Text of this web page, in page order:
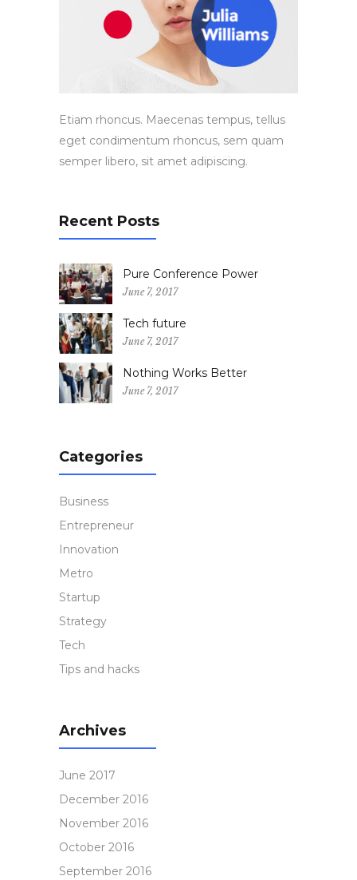
Etiam rhoncus. Maecenas tempus, tellus
eget condimentum rhoncus, sem quam
semper libero, sit amet adipiscing.
Recent Posts
Pure Conference Power
June 7, 2017
Tech future
June 7, 2017
Nothing Works Better
June 7, 2017
Categories
Business
Entrepreneur
Innovation
Metro
Startup
Strategy
Tech
Tips and hacks
Archives
June 2017
December 2016
November 2016
October 2016
September 2016